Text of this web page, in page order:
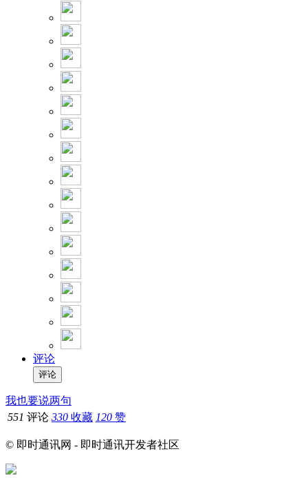
评论
我也要说两句
551 评论 330 收藏 120 赞
© 即时通讯网 - 即时通讯开发者社区